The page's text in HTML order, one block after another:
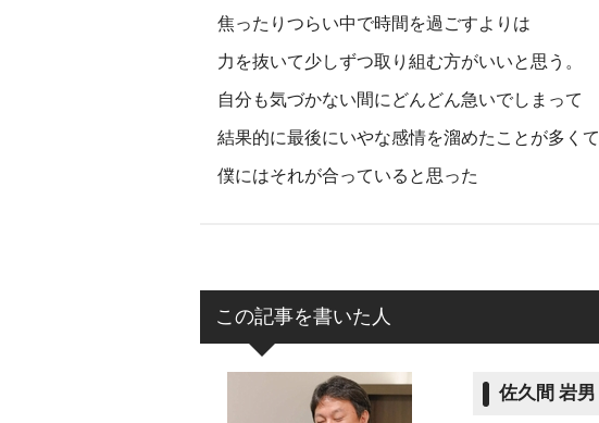
焦ったりつらい中で時間を過ごすよりは
力を抜いて少しずつ取り組む方がいいと思う。
自分も気づかない間にどんどん急いでしまって
結果的に最後にいやな感情を溜めたことが多くて
僕にはそれが合っていると思った
この記事を書いた人
佐久間 岩男